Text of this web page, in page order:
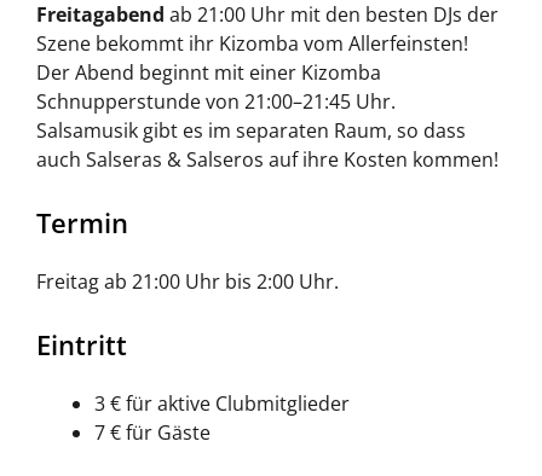
Freitagabend ab 21:00 Uhr mit den besten DJs der
Szene bekommt ihr Kizomba vom Allerfeinsten!
Der Abend beginnt mit einer Kizomba
Schnupperstunde von 21:00–21:45 Uhr.
Salsamusik gibt es im separaten Raum, so dass
auch Salseras & Salseros auf ihre Kosten kommen!
Termin
Freitag ab 21:00 Uhr bis 2:00 Uhr.
Eintritt
3 € für aktive Clubmitglieder
7 € für Gäste